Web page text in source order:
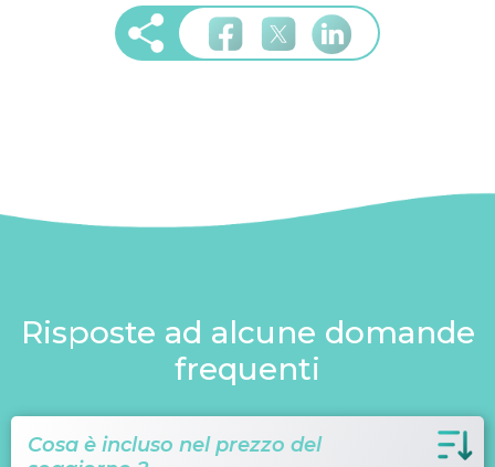
Risposte ad alcune domande
frequenti
Cosa è incluso nel prezzo del